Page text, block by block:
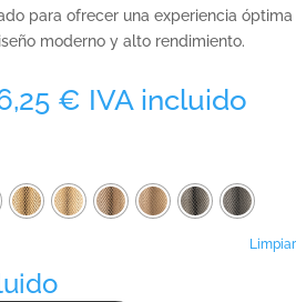
para ofrecer una experiencia óptima
moderno y alto rendimiento.
€ Rango
desde
947,03 €
hasta
IVA incluido
Limpiar